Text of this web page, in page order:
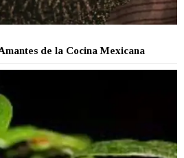
de la Cocina Mexicana